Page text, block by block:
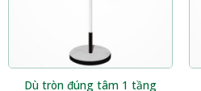
Dù tròn đúng tâm 1 tầng